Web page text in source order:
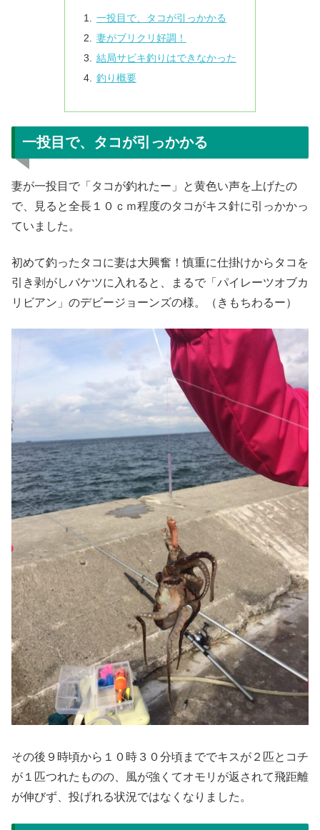
一投目で、タコが引っかかる
妻がブリクリ好調！
結局サビキ釣りはできなかった
釣り概要
一投目で、タコが引っかかる
妻が一投目で「タコが釣れたー」と黄色い声を上げたの
で、見ると全長１０ｃｍ程度のタコがキス針に引っかかっ
ていました。
初めて釣ったタコに妻は大興奮！慎重に仕掛けからタコを
引き剥がしバケツに入れると、まるで「パイレーツオブカ
リビアン」のデビージョーンズの様。（きもちわるー）
その後９時頃から１０時３０分頃まででキスが２匹とコチ
が１匹つれたものの、風が強くてオモリが返されて飛距離
が伸びず、投げれる状況ではなくなりました。